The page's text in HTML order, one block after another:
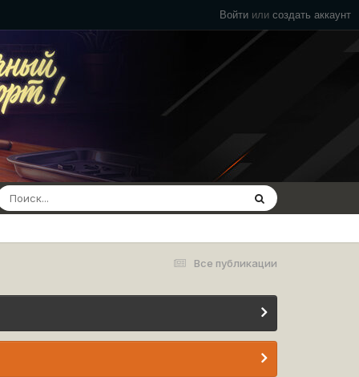
Войти или создать аккаунт
Все публикации